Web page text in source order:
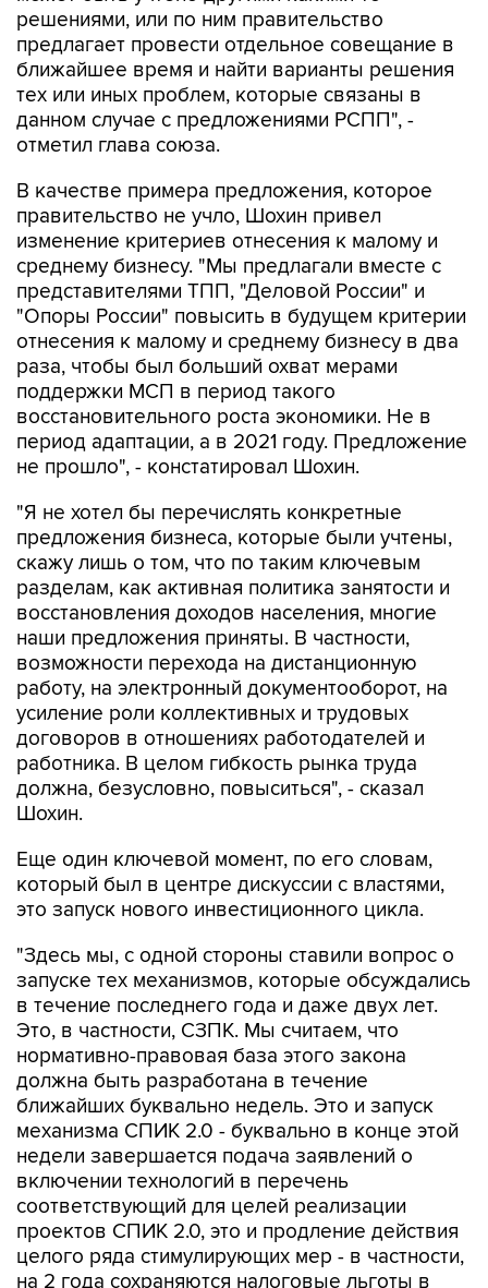
решениями, или по ним правительство
предлагает провести отдельное совещание в
ближайшее время и найти варианты решения
тех или иных проблем, которые связаны в
данном случае с предложениями РСПП", -
отметил глава союза.
В качестве примера предложения, которое
правительство не учло, Шохин привел
изменение критериев отнесения к малому и
среднему бизнесу. "Мы предлагали вместе с
представителями ТПП, "Деловой России" и
"Опоры России" повысить в будущем критерии
отнесения к малому и среднему бизнесу в два
раза, чтобы был больший охват мерами
поддержки МСП в период такого
восстановительного роста экономики. Не в
период адаптации, а в 2021 году. Предложение
не прошло", - констатировал Шохин.
"Я не хотел бы перечислять конкретные
предложения бизнеса, которые были учтены,
скажу лишь о том, что по таким ключевым
разделам, как активная политика занятости и
восстановления доходов населения, многие
наши предложения приняты. В частности,
возможности перехода на дистанционную
работу, на электронный документооборот, на
усиление роли коллективных и трудовых
договоров в отношениях работодателей и
работника. В целом гибкость рынка труда
должна, безусловно, повыситься", - сказал
Шохин.
Еще один ключевой момент, по его словам,
который был в центре дискуссии с властями,
это запуск нового инвестиционного цикла.
"Здесь мы, с одной стороны ставили вопрос о
запуске тех механизмов, которые обсуждались
в течение последнего года и даже двух лет.
Это, в частности, СЗПК. Мы считаем, что
нормативно-правовая база этого закона
должна быть разработана в течение
ближайших буквально недель. Это и запуск
механизма СПИК 2.0 - буквально в конце этой
недели завершается подача заявлений о
включении технологий в перечень
соответствующий для целей реализации
проектов СПИК 2.0, это и продление действия
целого ряда стимулирующих мер - в частности,
на 2 года сохраняются налоговые льготы в